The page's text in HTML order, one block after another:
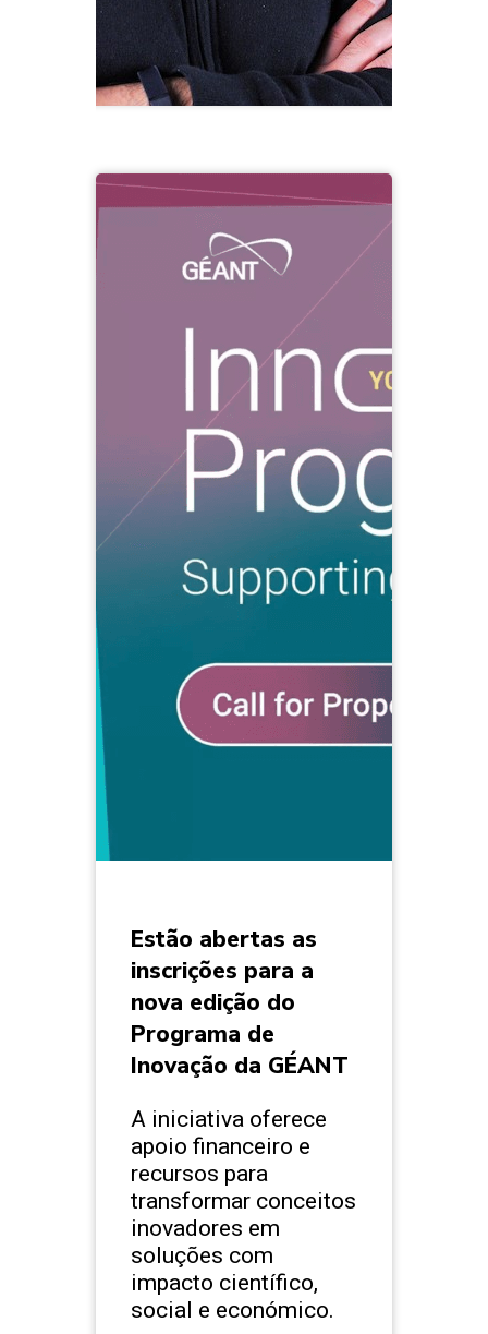
Estão abertas as
inscrições para a
nova edição do
Programa de
Inovação da GÉANT
A iniciativa oferece
apoio financeiro e
recursos para
transformar conceitos
inovadores em
soluções com
impacto científico,
social e económico.